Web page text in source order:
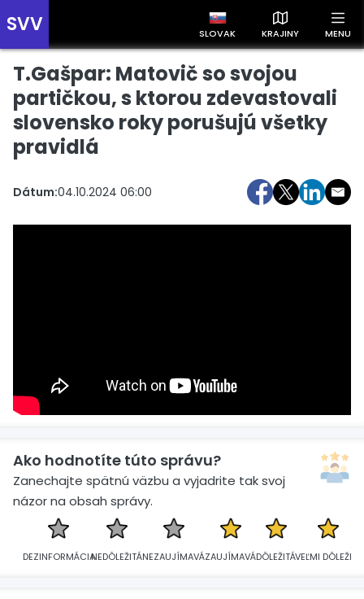
SVV SLOVAK KRAJINY MENU
Prehľad správ podľa krajín
Zobrazte si správy rozdelené podľa krajín a získajte rýchly
prehľad o dianí vo svete.
T.Gašpar: Matovič so svojou
partičkou, s ktorou zdevastovali
slovensko roky porušujú všetky
pravidlá
Dátum:04.10.2024 06:00
Ako hodnotíte túto správu?
Zanechajte spätnú väzbu a vyjadrite tak svoj
názor na obsah správy.
DEZINFORMÁCIANEDÔLEŽITÁNEZAUJÍMAVÁZAUJÍMAVÁDÔLEŽITÁVEĽMI DÔLEŽITÁ